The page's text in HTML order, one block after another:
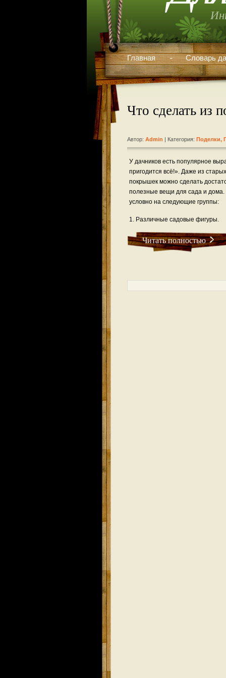
Главная Словарь
Что сделать из
Автор: Admin | Категория: Поделки,
У дачников есть популярное
пригодится всё!». Даже из
покрышек можно сделать
полезные вещи для сада и
условно на следующие группы:
1. Различные садовые фигуры.
Читать полностью